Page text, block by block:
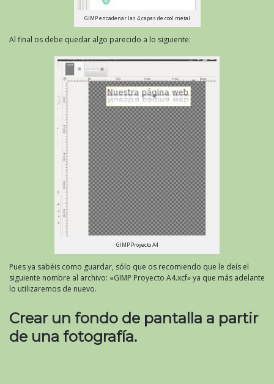
GIMP encadenar las 4 capas de cool metal
Al final os debe quedar algo parecido a lo siguiente:
GIMP Proyecto A4
Pues ya sabéis como guardar, sólo que os recomiendo que le deís el
siguiente nombre al archivo: «GIMP Proyecto A4.xcf» ya que más adelante
lo utilizaremos de nuevo.
Crear un fondo de pantalla a partir
de una fotografía.